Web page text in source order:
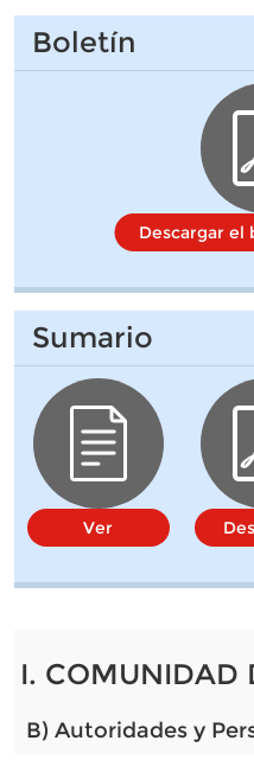
Boletín
Descargar
Sumario
Ver
I. COMUNIDAD
B) Autoridades y